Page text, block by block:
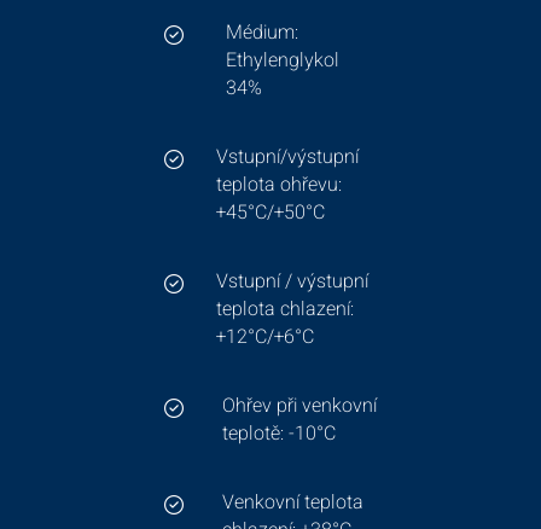
Médium:
Ethylenglykol
34%
Vstupní/výstupní
teplota ohřevu:
+45°C/+50°C
Vstupní / výstupní
teplota chlazení:
+12°C/+6°C
Ohřev při venkovní
teplotě: -10°C
Venkovní teplota